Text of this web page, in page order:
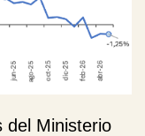
del Ministerio